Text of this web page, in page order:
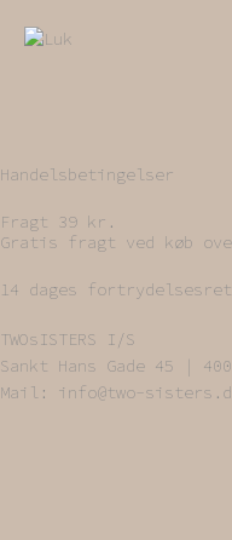
Handelsbetingelser
Fragt 39 kr.
Gratis fragt ved køb
14 dages
TWOsISTERS I/S
Sankt Hans Gade 45 |
Mail: info@two-